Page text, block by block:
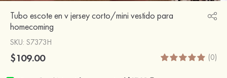
Tubo escote en v jersey corto/mini vestido para
homecoming
SKU: S7373H
$109.00 (0)